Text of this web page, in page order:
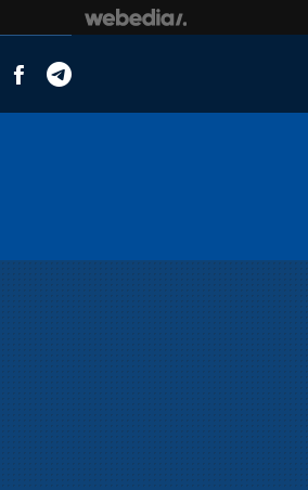
FlipboardFacebook